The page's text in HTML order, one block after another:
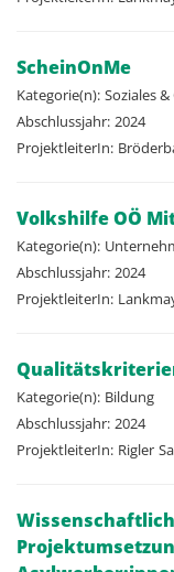
ScheinOnMe
Kategorie(n): Soziales
Abschlussjahr: 2024
ProjektleiterIn:
Volkshilfe OÖ
Kategorie(n):
Abschlussjahr: 2024
ProjektleiterIn:
Kategorie(n): Bildung
Abschlussjahr: 2024
ProjektleiterIn: Rigler